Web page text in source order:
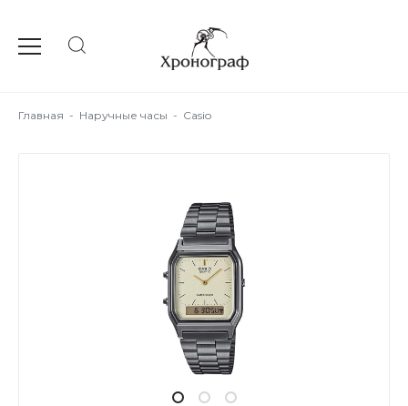
Главная - Наручные часы - Casio